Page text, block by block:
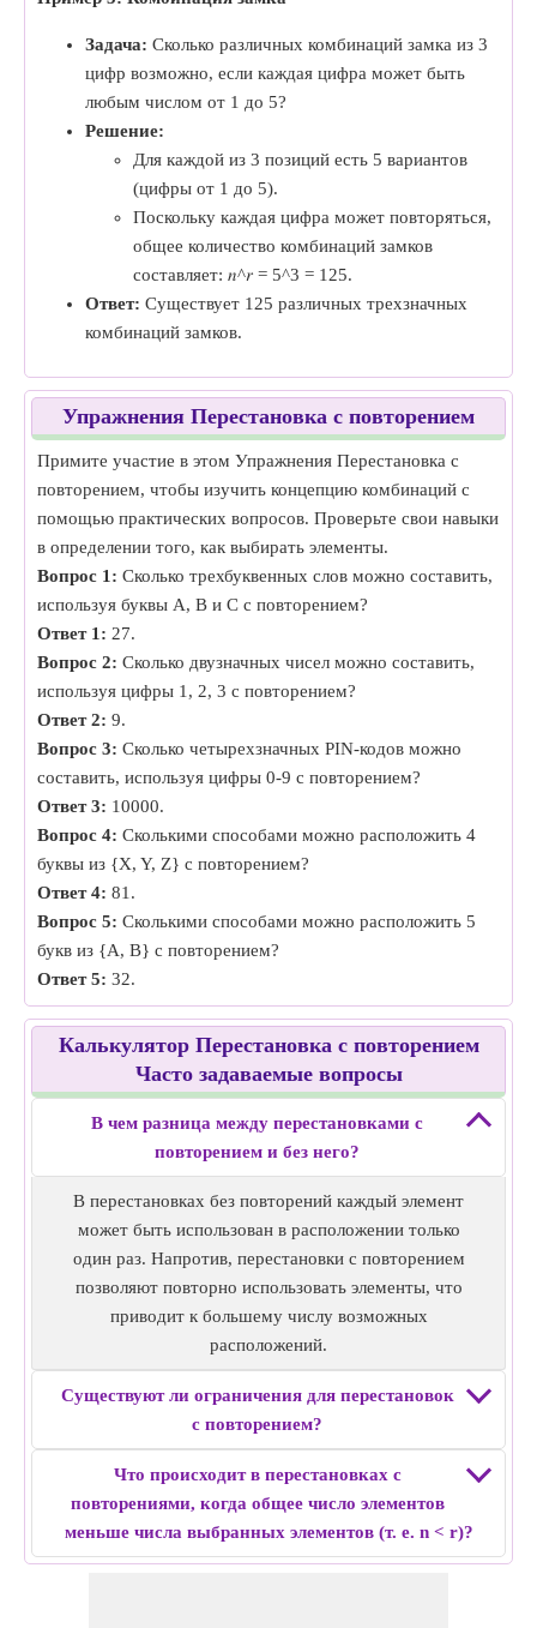
Задача: Сколько различных комбинаций замка из 3
цифр возможно, если каждая цифра может быть
любым числом от 1 до 5?
Решение:
Для каждой из 3 позиций есть 5 вариантов
(цифры от 1 до 5).
Поскольку каждая цифра может повторяться,
общее количество комбинаций замков
составляет: 𝑛^𝑟 = 5^3 = 125.
Ответ: Существует 125 различных трехзначных
комбинаций замков.
Упражнения Перестановка с повторением
Примите участие в этом Упражнения Перестановка с
повторением, чтобы изучить концепцию комбинаций с
помощью практических вопросов. Проверьте свои навыки
в определении того, как выбирать элементы.
Вопрос 1: Сколько трехбуквенных слов можно составить,
используя буквы A, B и C с повторением?
Ответ 1: 27.
Вопрос 2: Сколько двузначных чисел можно составить,
используя цифры 1, 2, 3 с повторением?
Ответ 2: 9.
Вопрос 3: Сколько четырехзначных PIN-кодов можно
составить, используя цифры 0-9 с повторением?
Ответ 3: 10000.
Вопрос 4: Сколькими способами можно расположить 4
буквы из {X, Y, Z} с повторением?
Ответ 4: 81.
Вопрос 5: Сколькими способами можно расположить 5
букв из {A, B} с повторением?
Ответ 5: 32.
Калькулятор Перестановка с повторением
Часто задаваемые вопросы
В чем разница между перестановками с
повторением и без него?
В перестановках без повторений каждый элемент
может быть использован в расположении только
один раз. Напротив, перестановки с повторением
позволяют повторно использовать элементы, что
приводит к большему числу возможных
расположений.
Существуют ли ограничения для перестановок
с повторением?
Что происходит в перестановках с
повторениями, когда общее число элементов
меньше числа выбранных элементов (т. е. n < r)?